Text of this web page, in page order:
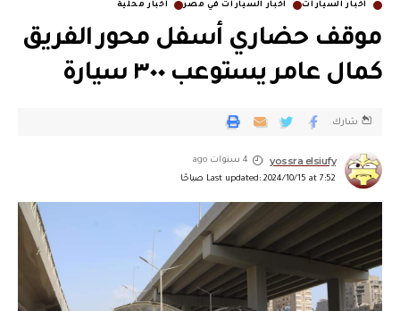
أخبار السيارات أخبار السيارات في مصر أخبار محلية
موقف حضاري أسفل محور الفريق
كمال عامر يستوعب ٣٠٠ سيارة
Last updated: 2024/10/15 at 7:52 صباحًا
yossra elsiufy 4 سنوات ago
شارك